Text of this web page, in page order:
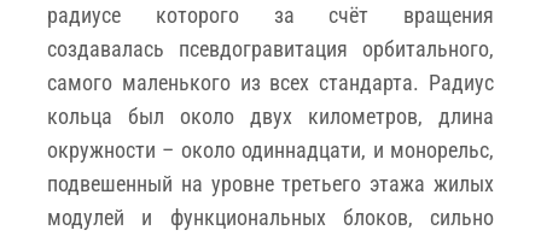
радиусе которого за счёт вращения
создавалась псевдогравитация орбитального,
самого маленького из всех стандарта. Радиус
кольца был около двух километров, длина
окружности – около одиннадцати, и монорельс,
подвешенный на уровне третьего этажа жилых
модулей и функциональных блоков, сильно